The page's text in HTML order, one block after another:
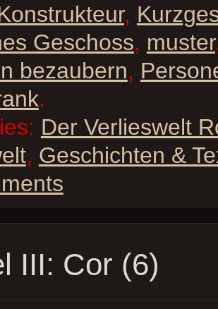
,
Geschoss, muster
bezaubern,
.
Der Verlieswelt
, Geschichten &
III: Cor (6)